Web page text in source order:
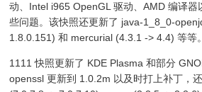
动、Intel i965 OpenGL 驱动、AMD 编译器
些问题。该快照还更新了 java-1_8_0-
1.8.0.151) 和 mercurial (4.3.1 -> 4.4) 等等。
1111 快照更新了 KDE Plasma 和部分
openssl 更新到 1.0.2m 以及时打上补丁，